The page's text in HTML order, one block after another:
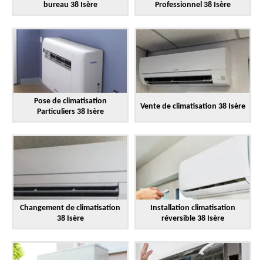
bureau 38 Isère
Professionnel 38 Isère
Pose de climatisation
Particuliers 38 Isère
Vente de climatisation 38 Isère
Changement de climatisation
38 Isère
Installation climatisation
réversible 38 Isère